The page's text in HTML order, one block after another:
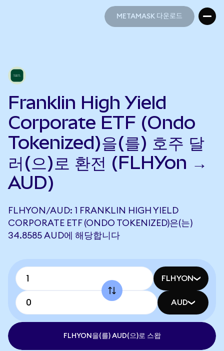
METAMASK 다운로드
Franklin High Yield
Corporate ETF (Ondo
Tokenized)을(를) 호주 달
러(으)로 환전 (FLHYon →
AUD)
FLHYON/AUD: 1 FRANKLIN HIGH YIELD
CORPORATE ETF (ONDO TOKENIZED)은(는)
34.8585 AUD에 해당합니다
FLHYON
AUD
FLHYON을(를) AUD(으)로 스왑